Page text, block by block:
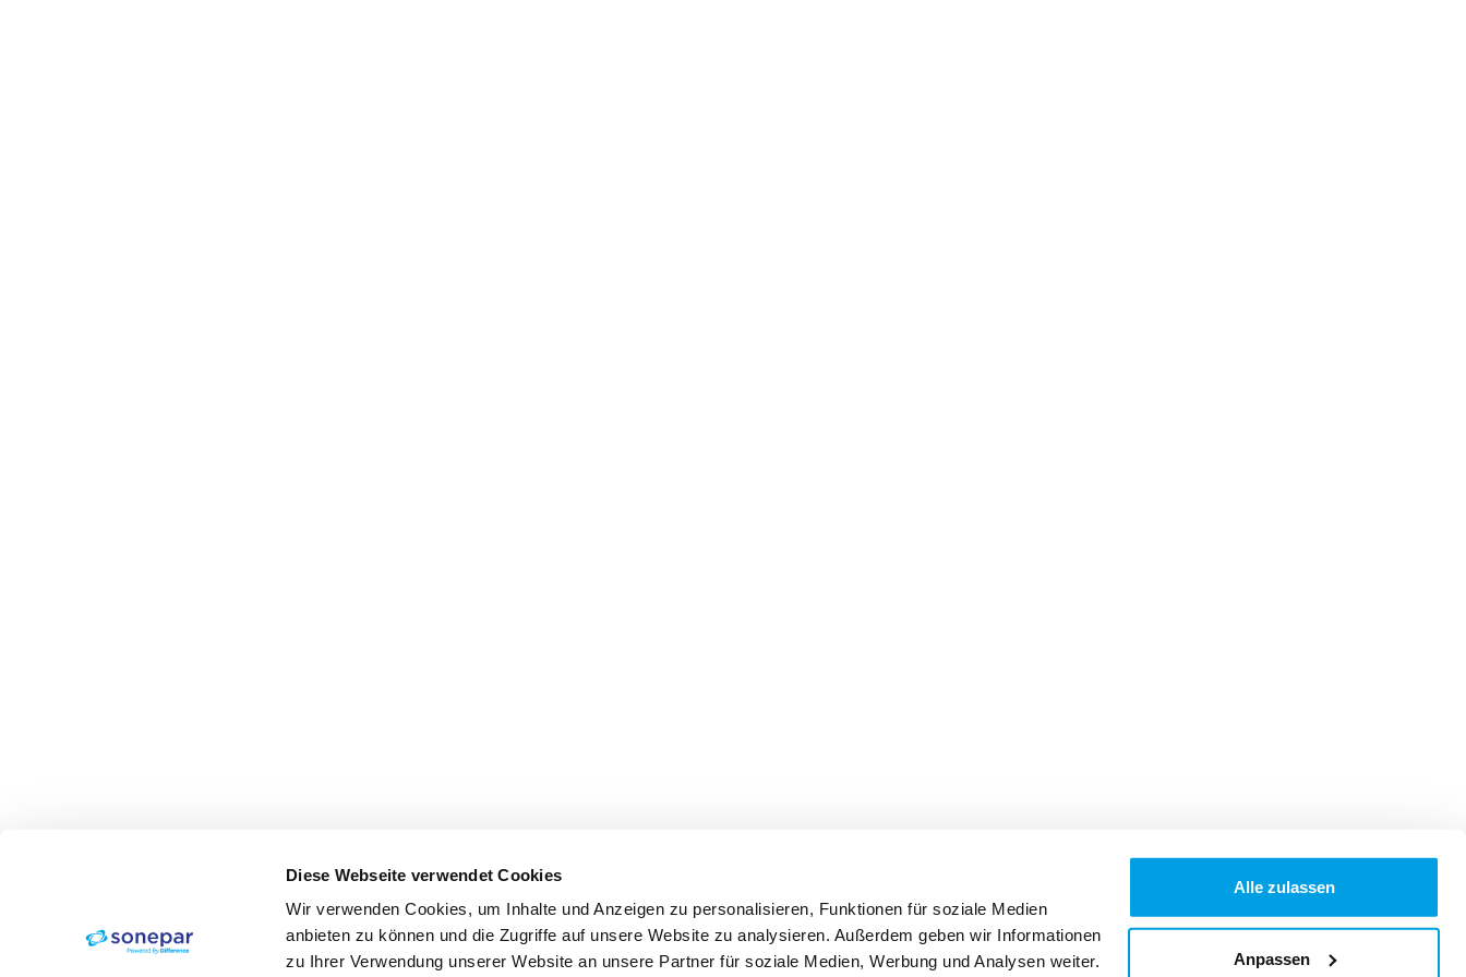
Diese Webseite verwendet Cookies
Wir verwenden Cookies, um Inhalte und Anzeigen zu personalisieren, Funktionen für soziale Medien
anbieten zu können und die Zugriffe auf unsere Website zu analysieren. Außerdem geben wir Informationen
zu Ihrer Verwendung unserer Website an unsere Partner für soziale Medien, Werbung und Analysen weiter.
Alle zulassen
Anpassen